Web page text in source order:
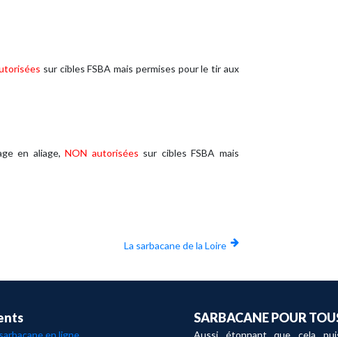
sur cibles FSBA mais permises pour le tir aux
en aliage,NON autorisées sur cibles FSBA mais
La sarbacane de la Loire
SARBACANE POUR